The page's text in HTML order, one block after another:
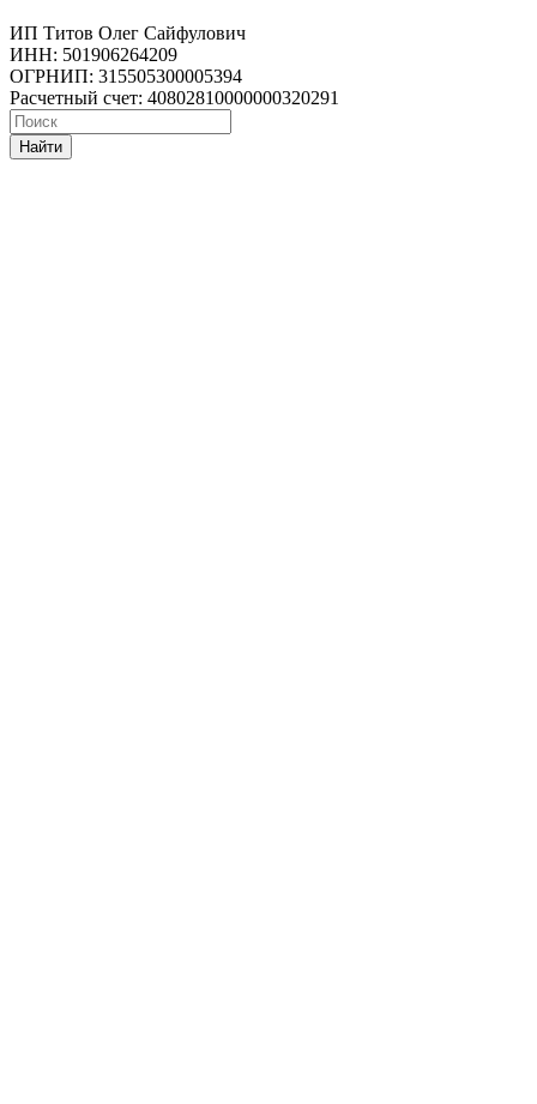
ИП Титов Олег Сайфулович
ИНН: 501906264209
ОГРНИП: 315505300005394
Расчетный счет: 40802810000000320291
Найти